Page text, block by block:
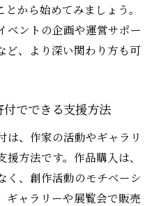
から始めてみましょう。
ベントの企画や運営サポー
ど、より深い関わり方も可
でできる支援方法
は、作家の活動やギャラリ
方法です。作品購入は、
く、創作活動のモチベーシ
ギャラリーや展覧会で販売